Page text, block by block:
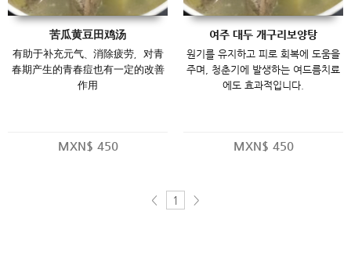
苦瓜黄豆田鸡汤
有助于补充元气、消除疲劳，对青
春期产生的青春痘也有一定的改善
作用
MXN$ 450
여주 대두 개구리보양탕
원기를 유지하고 피로 회복에 도움을
주며, 청춘기에 발생하는 여드름치료
에도 효과적입니다.
MXN$ 450
< 1 >